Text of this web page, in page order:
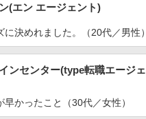
(エン エージェント)
決めれました。（20代／男性）
ンセンター(type転職エージェ
かったこと（30代／女性）